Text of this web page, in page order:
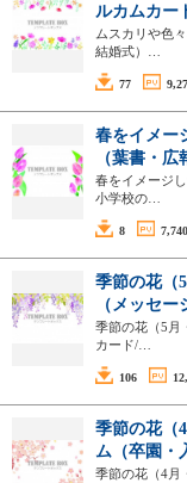
ルカムカー
ムスカリや色
結婚式）…
77
春をイメー
（葉書・広
春をイメージ
小学校の…
8 7,740
季節の花（
（メッセー
季節の花（5月
カード/…
106
季節の花（
ム（卒園・
季節の花（4月